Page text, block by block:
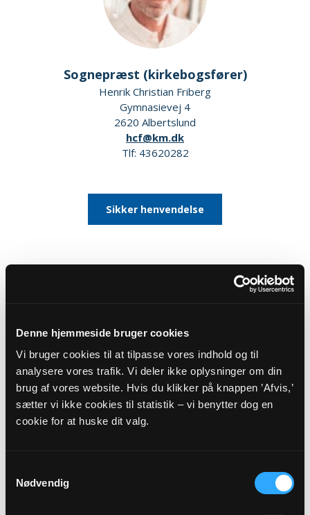
Denne hjemmeside bruger cookies
Vi bruger cookies til at tilpasse vores indhold og til
analysere vores trafik. Vi deler ikke oplysninger om din
brug af vores website. Hvis du klikker på knappen ’Afvis,’
sætter vi ikke cookies til statistik – vi benytter dog en
cookie for at huske dit valg.
Nødvendig
Sognepræst (kirkebogsfører)
Henrik Christian Friberg
Gymnasievej 4
2620 Albertslund
hcf@km.dk
Tlf: 43620282
Sikker henvendelse
Sognepræst